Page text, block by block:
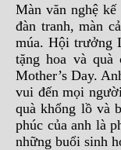
Màn văn nghệ
đàn tranh, màn
múa. Hội trưởng
tặng hoa và
Mother’s Day.
vui đến mọi
quà khổng lồ và
phúc của anh là
những buổi sinh